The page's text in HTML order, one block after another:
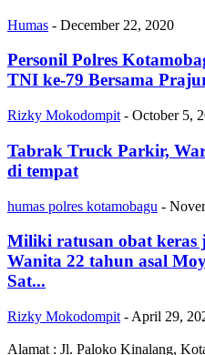
Humas - December 22, 2020
Personil Polres
TNI ke-79 Bersama
Rizky Mokodompit - October 5,
Tabrak Truck Parkir,
di tempat
humas polres kotamobagu -
Miliki ratusan obat keras
Wanita 22 tahun asal
Sat...
Rizky Mokodompit - April 29,
Alamat : Jl. Paloko Kinalang,